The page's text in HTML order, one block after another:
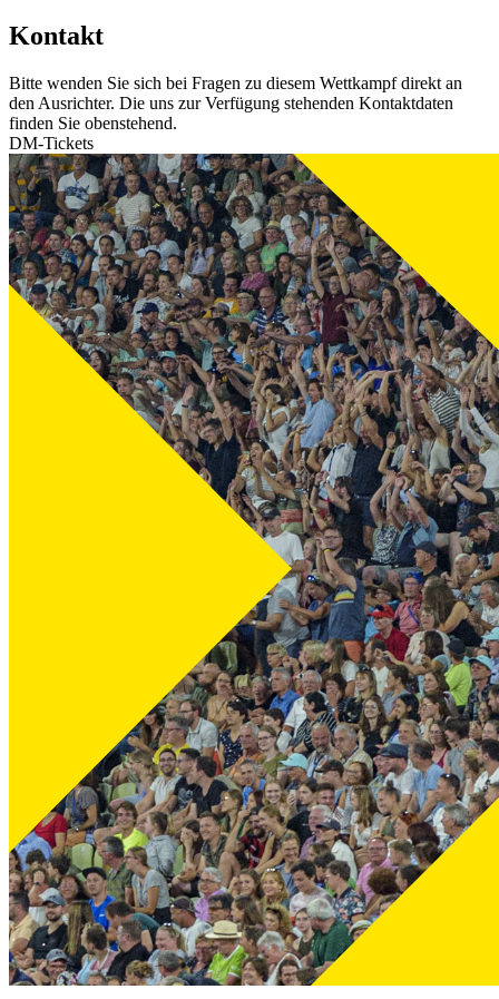
Kontakt
Bitte wenden Sie sich bei Fragen zu diesem Wettkampf direkt an
den Ausrichter. Die uns zur Verfügung stehenden Kontaktdaten
finden Sie obenstehend.
DM-Tickets